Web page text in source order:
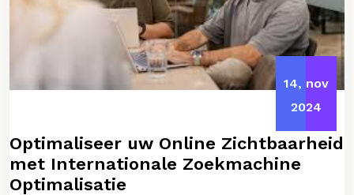
14, nov
2024
Optimaliseer uw Online Zichtbaarheid
met Internationale Zoekmachine
Optimalisatie